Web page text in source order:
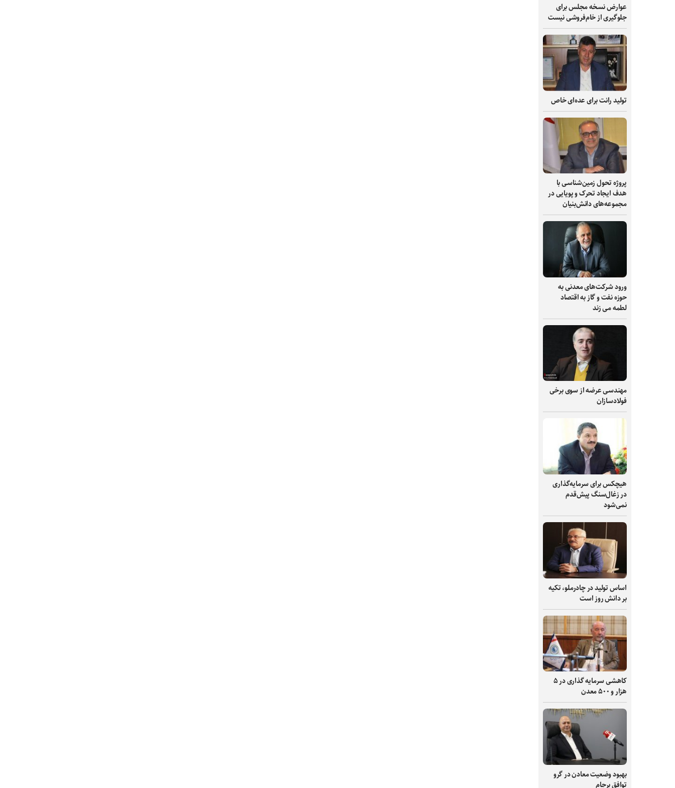
عوارض نسخه مجلس برای
جلوگیری از خام‌فروشی نیست
تولید رانت برای عده‌ای خاص
پروژه تحول زمین‌شناسی با
هدف ایجاد تحرک و پویایی در
مجموعه‌های دانش‌بنیان
ورود شرکت‌های معدنی به
حوزه نفت و گاز به اقتصاد
لطمه می زند
مهندسی عرضه از سوی برخی
فولادسازان
هیچکس برای سرمایه‌گذاری
در زغال‌سنگ پیش‌قدم
نمی‌شود
اساس تولید در چادرملو، تکیه
بر دانش‌ روز است
کاهشی سرمایه گذاری در ۵
هزار و ۵۰۰ معدن
بهبود وضعیت معادن در گرو
توافق برجام